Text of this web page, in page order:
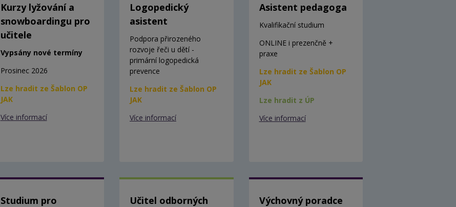
Kurzy lyžování a
snowboardingu pro
učitele
Vypsány nové termíny
Prosinec 2026
Lze hradit ze Šablon OP
JAK
Více informací
Logopedický
asistent
Podpora přirozeného
rozvoje řeči u dětí -
primární logopedická
prevence
Lze hradit ze Šablon OP
JAK
Více informací
Asistent pedagoga
Kvalifikační studium
ONLINE i prezenčně +
praxe
Lze hradit ze Šablon OP
JAK
Lze hradit z ÚP
Více informací
Studium pro
Učitel odborných
Výchovný poradce